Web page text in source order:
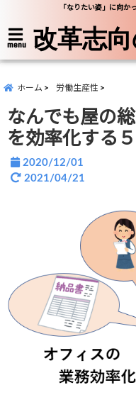
「なりたい姿」に向か
menu 改革志
ホーム 労働生産性
なんでも屋の
を効率化する
2020/12/01
2021/04/21